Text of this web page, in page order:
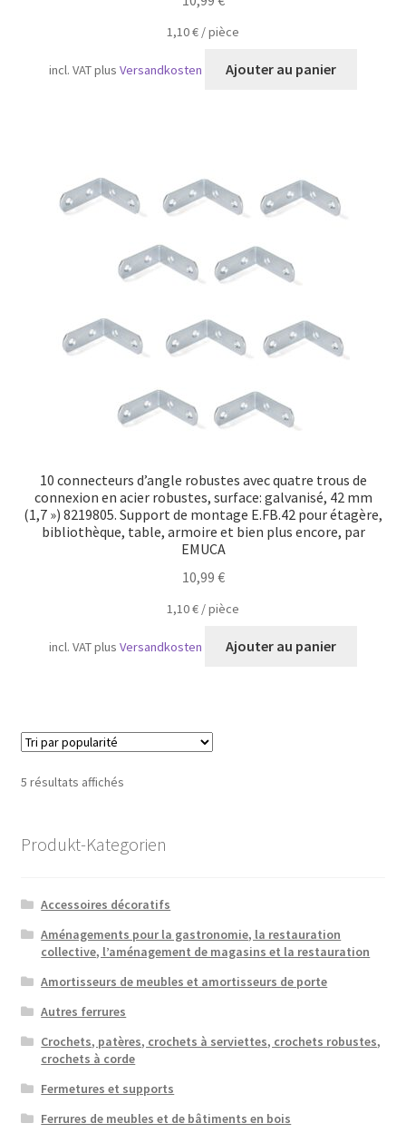
1,10€ /pièce
incl. VATplusVersandkosten Ajouter au panier
10 connecteurs d’angle robustes avec quatre trous de
connexion en acier robustes, surface: galvanisé, 42 mm
(1,7 ») 8219805. Support de montage E.FB.42 pour étagère,
bibliothèque, table, armoire et bien plus encore, par
EMUCA
10,99 €
1,10€ /pièce
incl. VATplusVersandkosten Ajouter au panier
5 résultats affichésTrié
Produkt-Kategorien
Accessoires décoratifs
Aménagements pour la gastronomie, la restauration
collective, l’aménagement de magasins et la restauration
Amortisseurs de meubles et amortisseurs de porte
Autres ferrures
Crochets, patères, crochets à serviettes, crochets robustes,
crochets à corde
Fermetures et supports
Ferrures de meubles et de bâtiments en bois